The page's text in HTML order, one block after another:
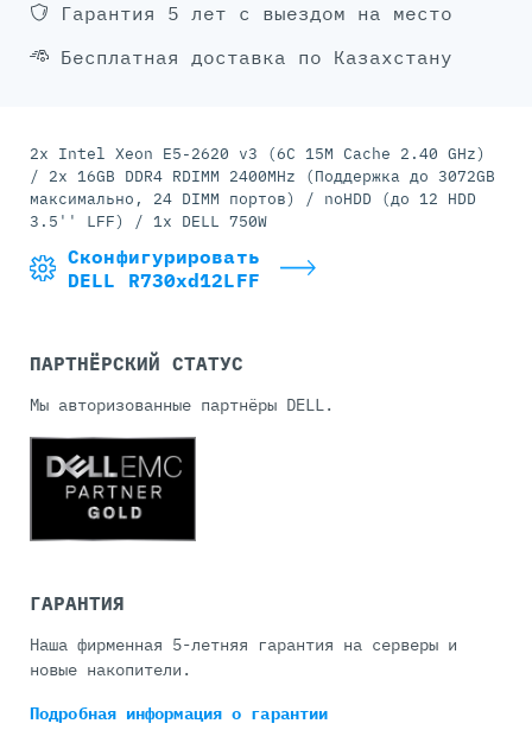
Гарантия 5 лет с выездом на место
Бесплатная доставка по Казахстану
2x Intel Xeon E5-2620 v3 (6C 15M Cache 2.40 GHz)
/ 2x 16GB DDR4 RDIMM 2400MHz (Поддержка до 3072GB
максимально, 24 DIMM портов) / noHDD (до 12 HDD
3.5'' LFF) / 1x DELL 750W
Сконфигурировать
DELL R730xd12LFF
ПАРТНЁРСКИЙ СТАТУС
Мы авторизованные партнёры DELL.
ГАРАНТИЯ
Наша фирменная 5-летняя гарантия на серверы и
новые накопители.
Подробная информацияо гарантии